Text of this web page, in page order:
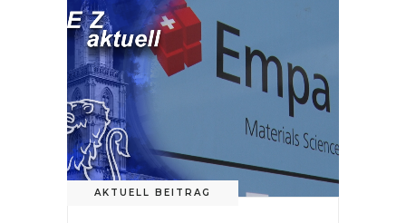
AKTUELL BEITRAG